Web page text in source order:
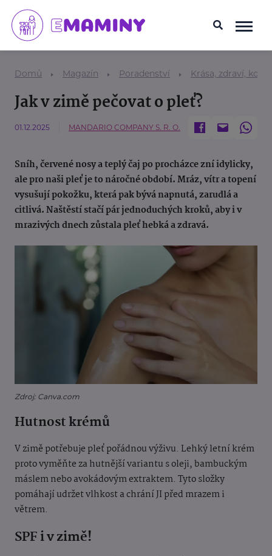
Domů Magazín Poradenství Krása, zdraví,
Jak v zimě pečovat o pleť?
01.12.2025 MANDARIO COMPANY S. R. O.
Sníh, červené nosy a teplý čaj po procházce zní idylicky,
ale pro naši pleť je to náročné období. Mráz, vítr a topení
vysušují pokožku, která pak bývá napnutá, zarudlá a
citlivá. Naštěstí stačí pár jednoduchých kroků, aby i v
mrazivých dnech zůstala pleť hebká a zdravá.
Zdroj: Canva.com
Hutnost krémů
V zimě potřebuje pleť pořádnou výživu. Lehký letní krém
proto vyměňte za hutnější variantu s oleji, bambuckým
máslem nebo avokádovým extraktem. Tyto složky
pomáhají udržet vlhkost a chrání JI před mrazem i
větrem.
SPF i v zimě!